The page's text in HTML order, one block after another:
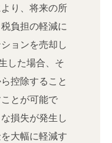
り、将来の所
負担の軽減に
ョンを売却し
した場合、そ
控除すること
とが可能で
損失が発生し
大幅に軽減す